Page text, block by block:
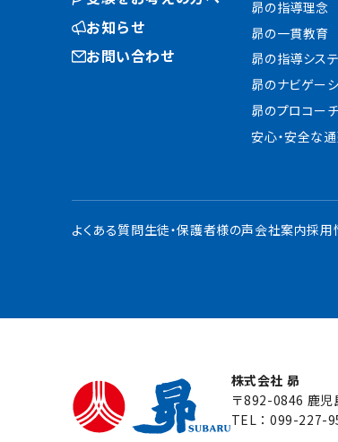
お知らせ
お問い合わせ
昴の指導理念
昴の一貫教育
昴の指導シス
昴のナビゲー
昴のプロコー
安心・安全な
よくある質問生徒・保護者様の声会社案内採用
株式会社 昴
〒892-0846 鹿児
TEL： 099-227-